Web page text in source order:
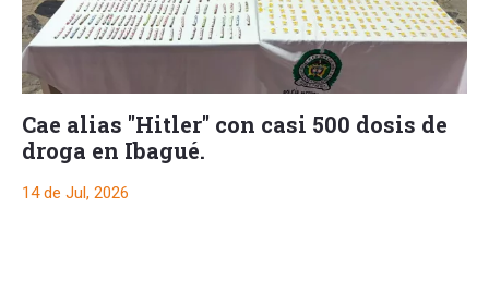
Cae alias "Hitler" con casi 500 dosis de
droga en Ibagué.
14 de Jul, 2026